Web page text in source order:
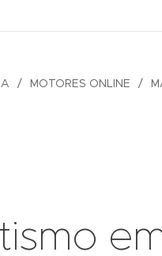
MOTORES ONLINE